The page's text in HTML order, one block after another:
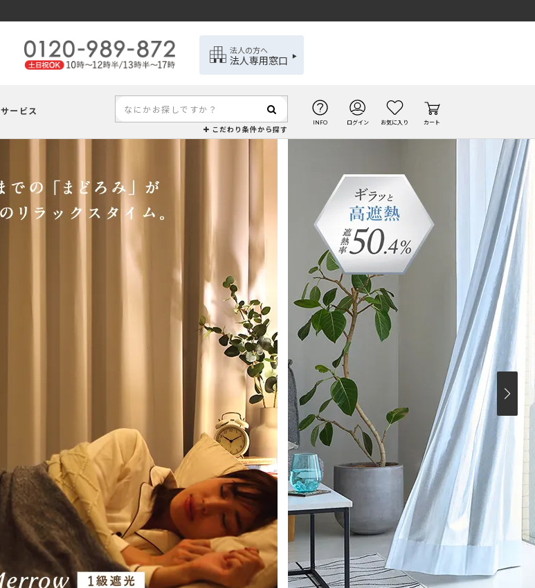
法人の方へ
法人専用窓口
サービス
こだわり条件から探す
INFO ログイン お気に入り カート